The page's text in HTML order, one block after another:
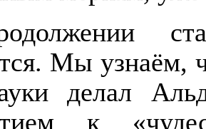
Мы узнаём,
делал
к